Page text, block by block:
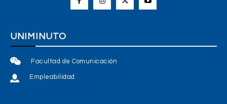
UNIMINUTO
Facultad de Comunicación
Empleabilidad